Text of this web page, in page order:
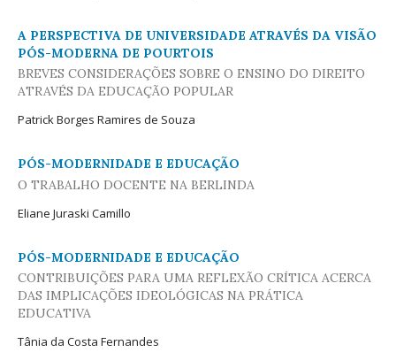
A PERSPECTIVA DE UNIVERSIDADE ATRAVÉS DA VISÃO
PÓS-MODERNA DE POURTOIS
BREVES CONSIDERAÇÕES SOBRE O ENSINO DO DIREITO
ATRAVÉS DA EDUCAÇÃO POPULAR
Patrick Borges Ramires de Souza
PÓS-MODERNIDADE E EDUCAÇÃO
O TRABALHO DOCENTE NA BERLINDA
Eliane Juraski Camillo
PÓS-MODERNIDADE E EDUCAÇÃO
CONTRIBUIÇÕES PARA UMA REFLEXÃO CRÍTICA ACERCA
DAS IMPLICAÇÕES IDEOLÓGICAS NA PRÁTICA
EDUCATIVA
Tânia da Costa Fernandes